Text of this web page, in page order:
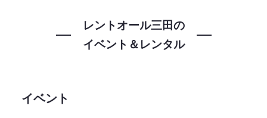
レントオール三田の
イベント＆レンタル
イベント